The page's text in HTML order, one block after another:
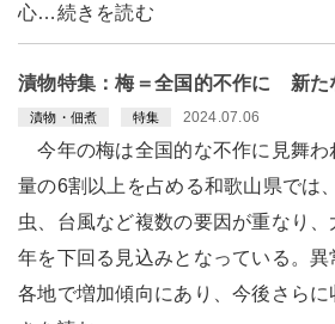
心…続きを読む
漬物特集：梅＝全国的不作に 新た
漬物・佃煮 特集 2024.07.06
今年の梅は全国的な不作に見舞わ
量の6割以上を占める和歌山県では
虫、台風など複数の要因が重なり
年を下回る見込みとなっている。
各地で増加傾向にあり、今後さら